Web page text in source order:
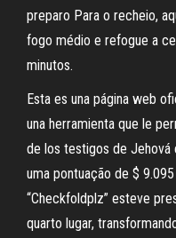
preparo Para o recheio,
fogo médio e refogue a
minutos.
Esta es una página web
una herramienta que le
de los testigos de Jehová
uma pontuação de $
“Checkfoldplz” esteve
quarto lugar,